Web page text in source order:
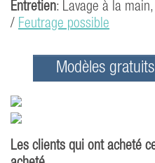
Entretien: Lavage à la
/ Feutrage possible
Modèles
Les clients qui ont acheté